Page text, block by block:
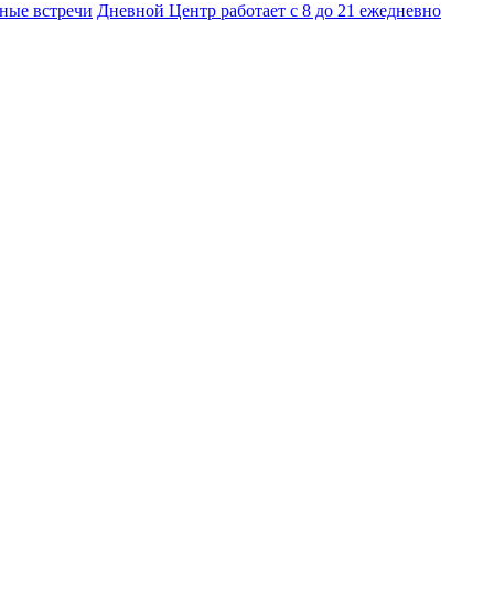
встречи Дневной Центр работает с 8 до 21 ежедневно